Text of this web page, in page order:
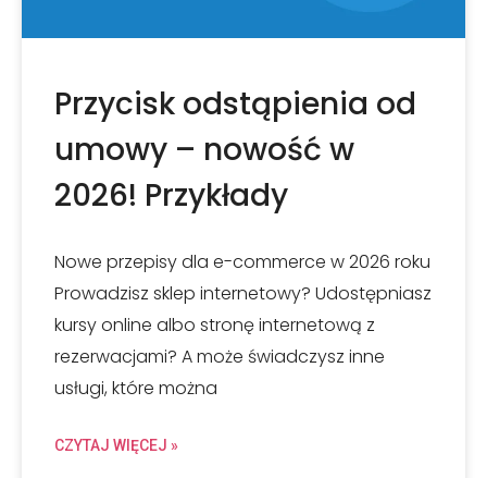
Przycisk odstąpienia od
umowy – nowość w
2026! Przykłady
Nowe przepisy dla e-commerce w 2026 roku
Prowadzisz sklep internetowy? Udostępniasz
kursy online albo stronę internetową z
rezerwacjami? A może świadczysz inne
usługi, które można
CZYTAJ WIĘCEJ »